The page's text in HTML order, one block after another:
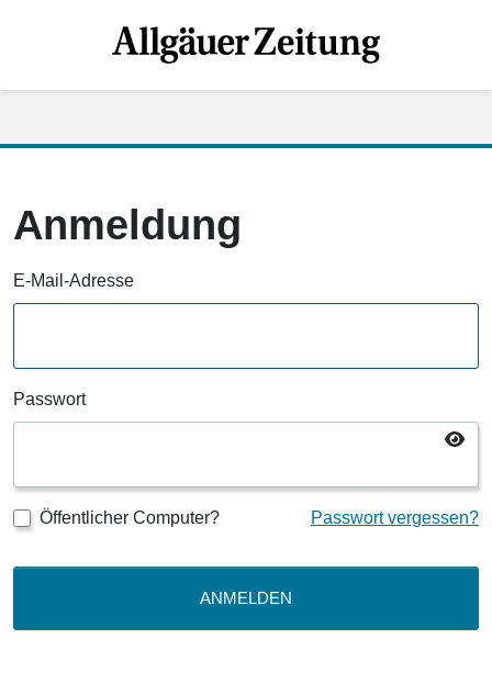
Anmeldung
E-Mail-Adresse
Passwort
Öffentlicher Computer? Passwort vergessen?
ANMELDEN